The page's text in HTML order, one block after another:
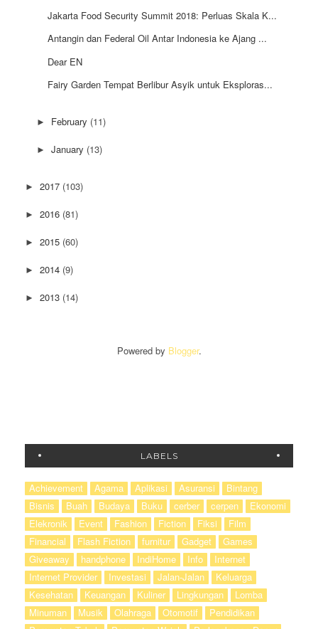
Jakarta Food Security Summit 2018: Perluas Skala K...
Antangin dan Federal Oil Antar Indonesia ke Ajang ...
Dear EN
Fairy Garden Tempat Berlibur Asyik untuk Eksploras...
► February (11)
► January (13)
► 2017 (103)
► 2016 (81)
► 2015 (60)
► 2014 (9)
► 2013 (14)
Powered by Blogger.
LABELS
Achievement Agama Aplikasi Asuransi
Bintang
Bisnis
Buah Budaya Buku cerber cerpen
Ekonomi
Elekronik
Event Fashion Fiction Fiksi
Film
Financial
Flash Fiction furnitur Gadget
Games
Giveaway
handphone IndiHome Info
Internet
Internet Provider
Investasi Jalan-Jalan
Keluarga
Kesehatan
Keuangan Kuliner Lingkungan
Lomba
Minuman
Musik Olahraga Otomotif
Pendidikan